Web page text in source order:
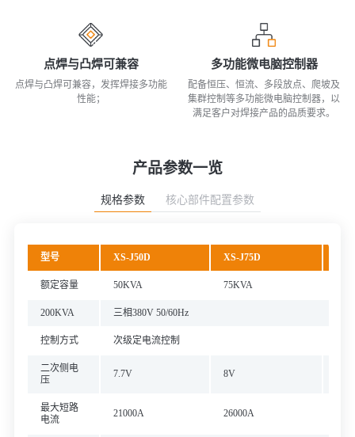
点焊与凸焊可兼容
点焊与凸焊可兼容，发挥焊接多功能
性能；
多功能微电脑控制器
配备恒压、恒流、多段放点、爬坡及
集群控制等多功能微电脑控制器，以
满足客户对焊接产品的品质要求。
产品参数一览
规格参数 核心部件配置参数
型号 XS-J50D XS-J75D
额定容量 50KVA 75KVA
200KVA 三相380V 50/60Hz
控制方式 次级定电流控制
二次侧电
压
7.7V 8V
最大短路
电流
21000A 26000A